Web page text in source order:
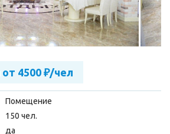
от 4500 ₽/чел
Помещение
150 чел.
да